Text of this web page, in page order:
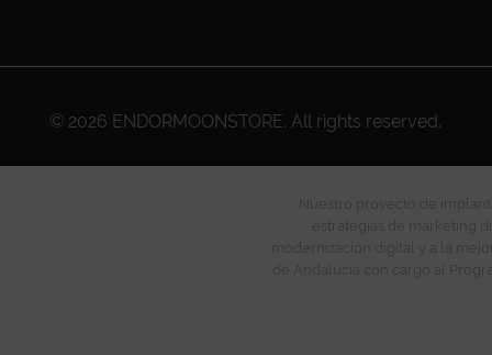
© 2026 ENDORMOONSTORE. All rights reserved.